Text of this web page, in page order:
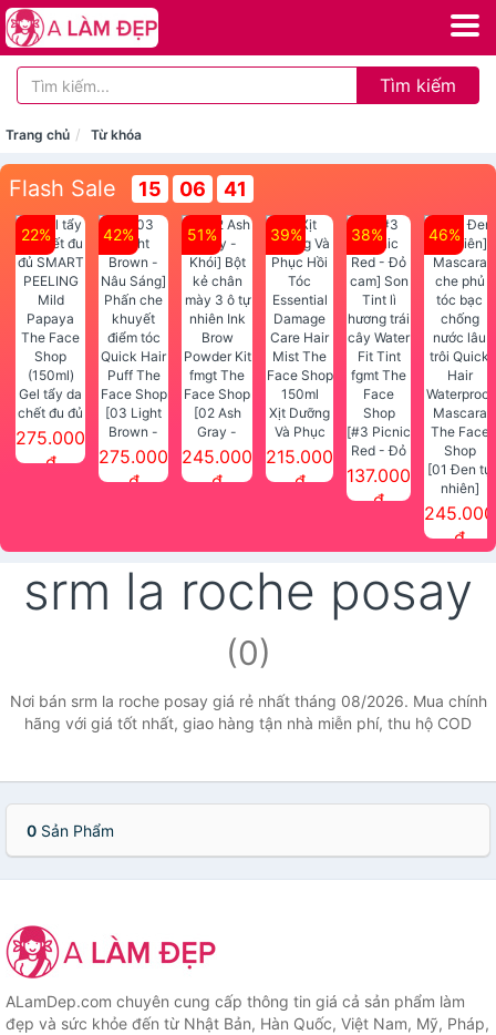
Tìm kiếm
Trang chủ Từ khóa
Flash Sale 15 06 41
22%
Gel tẩy da
chết đu đủ
SMART
PEELING
275.000
đ
42%
[03 Light
Brown -
Nâu Sáng]
Phấn che
275.000
đ
51%
[02 Ash
Gray -
Khói] Bột
kẻ chân
Face Shop
245.000
đ
39%
Xịt Dưỡng
Và Phục
Hồi Tóc
Essential
215.000
đ
38%
[#3 Picnic
Red - Đỏ
cam] Son
Face
Shop
137.000
đ
46%
[01 Đen tự
nhiên]
Mascara
che phủ
nước lâu
trôi Quick
Hair
Shop
245.000
đ
srm la roche posay
(0)
Nơi bán srm la roche posay giá rẻ nhất tháng 08/2026. Mua chính
hãng với giá tốt nhất, giao hàng tận nhà miễn phí, thu hộ COD
0 Sản Phẩm
ALamDep.com chuyên cung cấp thông tin giá cả sản phẩm làm
đẹp và sức khỏe đến từ Nhật Bản, Hàn Quốc, Việt Nam, Mỹ, Pháp,